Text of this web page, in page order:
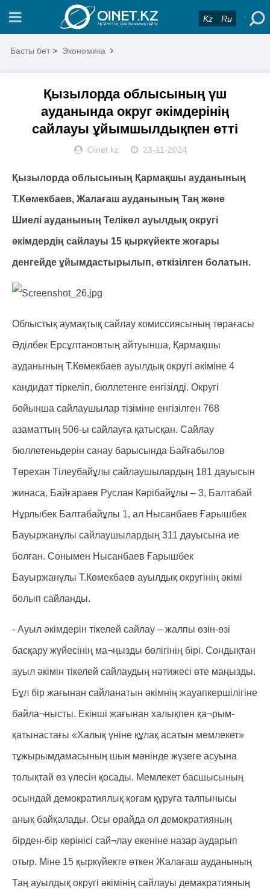
Kz Ru
Басты бет > Экономика
Қызылорда облысының үш
ауданында округ әкімдерінің
сайлауы ұйымшылдықпен өтті
Oinet.kz 23-11-2024
Қызылорда облысының Қармақшы ауданының
Т.Көмекбаев, Жалағаш ауданының Таң және
Шиелі ауданының Телікөл ауылдық округі
әкімдердің сайлауы 15 қыркүйекте жоғары
денгейде ұйымдастырылып, өткізілген болатын.
Облыстық аумақтық сайлау комиссиясының төрағасы
Әділбек Ерсұлтановтың айтуынша, Қармақшы
ауданының Т.Көмекбаев ауылдық округі әкіміне 4
кандидат тіркеліп, бюллетенге енгізілді. Округі
бойынша сайлаушылар тізіміне енгізілген 768
азаматтың 506-ы сайлауға қатысқан. Сайлау
бюллетеньдерін санау барысында Байғабылов
Төрехан Тілеубайұлы сайлаушылардың 181 дауысын
жинаса, Байғараев Руслан Кәрібайұлы – 3, Балтабай
Нұрлыбек Балтабайұлы 1, ал Нысанбаев Ғарышбек
Бауыржанұлы сайлаушылардың 311 дауысына ие
болған. Сонымен Нысанбаев Ғарышбек
Бауыржанұлы Т.Көмекбаев ауылдық округінің әкімі
болып сайланды.
- Ауыл әкімдерін тікелей сайлау – жалпы өзін-өзі
басқару жүйесінің ма¬ңызды бөлігінің бірі. Сондықтан
ауыл әкімін тікелей сайлаудың нәтижесі өте маңызды.
Бұл бір жағынан сайланатын әкімнің жауапкершілігіне
байла¬нысты. Екінші жағынан халықпен қа¬рым-
қатынастағы «Халық үніне құлақ асатын мемлекет»
тұжырымдамасының шын мәнінде жүзеге асуына
толықтай өз үлесін қосады. Мемлекет басшысының
осындай демократиялық қоғам құруға талпынысы
анық байқалады. Осы орайда ол демократияның
бірден-бір көрінісі сай¬лау екеніне назар аударып
отыр. Міне 15 қыркүйекте өткен Жалағаш ауданының
Таң ауылдық округі әкімінің сайлауы демакратияның